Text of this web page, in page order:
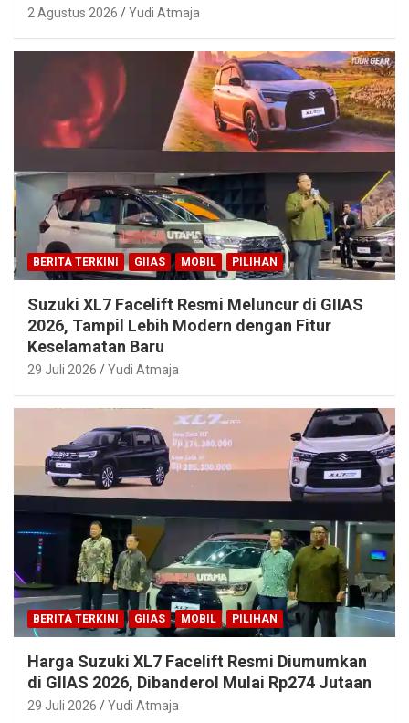
2 Agustus 2026 Yudi Atmaja
BERITA TERKINI GIIAS MOBIL PILIHAN
Suzuki XL7 Facelift Resmi Meluncur di GIIAS
2026, Tampil Lebih Modern dengan Fitur
Keselamatan Baru
29 Juli 2026 Yudi Atmaja
BERITA TERKINI GIIAS MOBIL PILIHAN
Harga Suzuki XL7 Facelift Resmi Diumumkan
di GIIAS 2026, Dibanderol Mulai Rp274 Jutaan
29 Juli 2026 Yudi Atmaja